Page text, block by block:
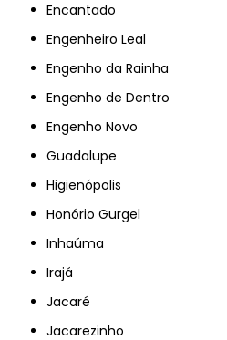
Encantado
Engenheiro Leal
Engenho da Rainha
Engenho de Dentro
Engenho Novo
Guadalupe
Higienópolis
Honório Gurgel
Inhaúma
Irajá
Jacaré
Jacarezinho